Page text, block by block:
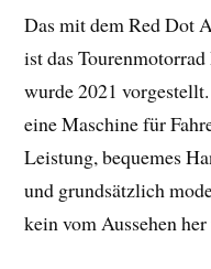
Das mit dem Red Dot
ist das
wurde 2021
eine Maschine für
Leistung, bequemes
und grundsätzlich
kein vom Aussehen